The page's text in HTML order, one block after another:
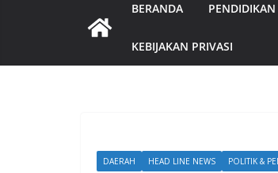
BERANDA PENDIDIKAN
KEBIJAKAN PRIVASI
DAERAH HEAD LINE NEWS POLITIK &